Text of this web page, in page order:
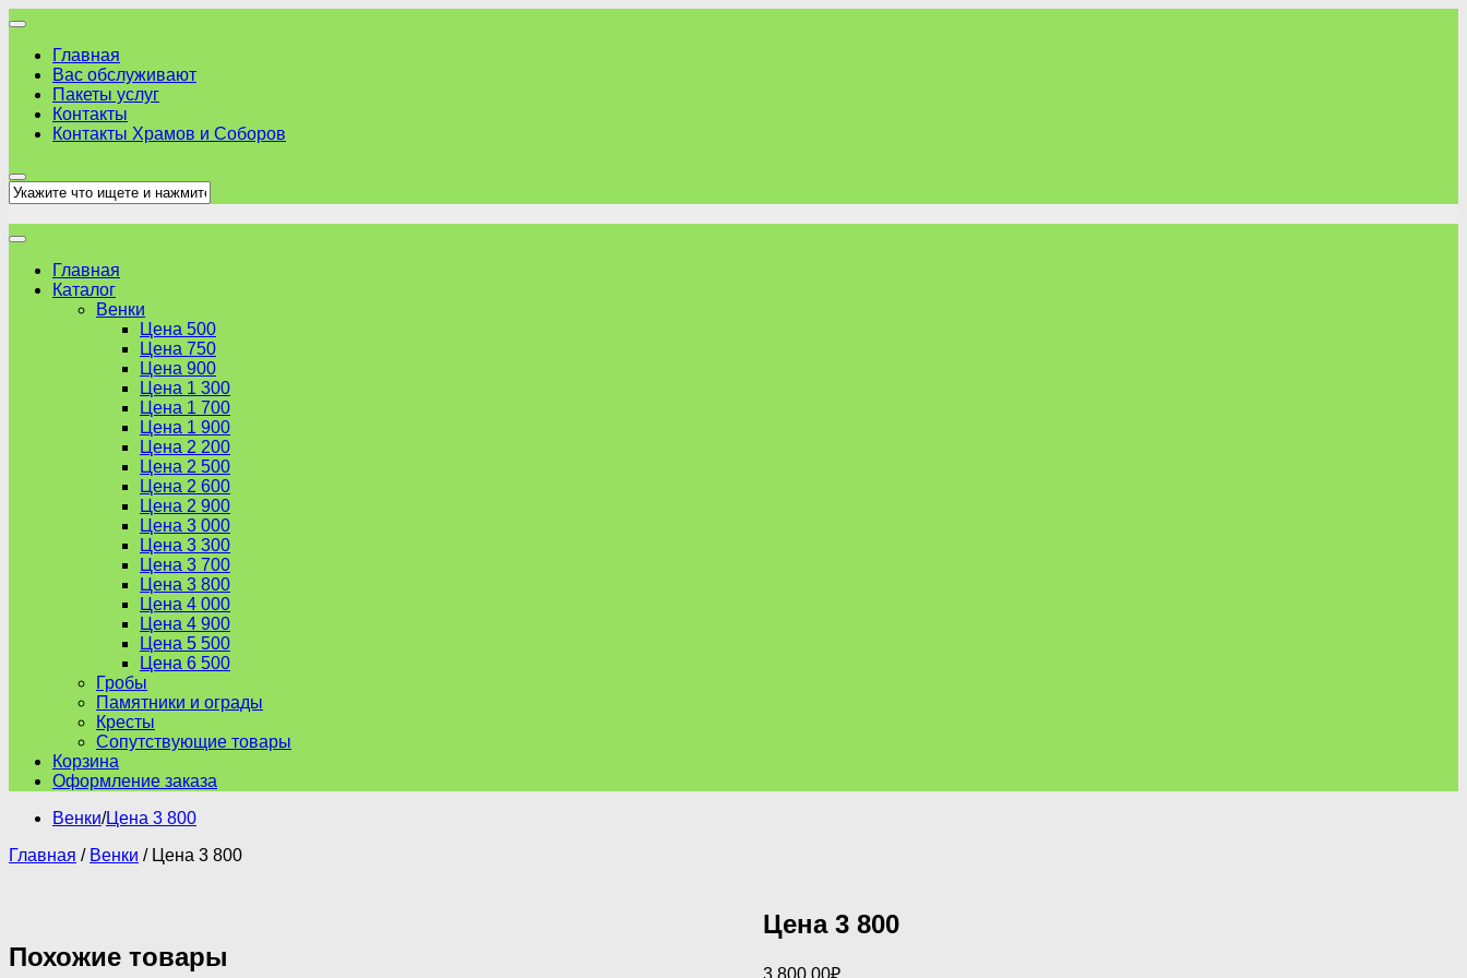
Skip
contentГлавная
Вас обслуживают
Пакеты услуг
Контакты
Контакты Храмов и Соборов
Главная
Каталог
Венки
Цена 500
Цена 750
Цена 900
Цена 1 300
Цена 1 700
Цена 1 900
Цена 2 200
Цена 2 500
Цена 2 600
Цена 2 900
Цена 3 000
Цена 3 300
Цена 3 700
Цена 3 800
Цена 4 000
Цена 4 900
Цена 5 500
Цена 6 500
Гробы
Памятники и ограды
Кресты
Сопутствующие товары
Корзина
Оформление заказа
Венки/Цена 3 800
Главная / Венки / Цена 3 800
Цена 3 800
3,800.00₽
Похожие товары